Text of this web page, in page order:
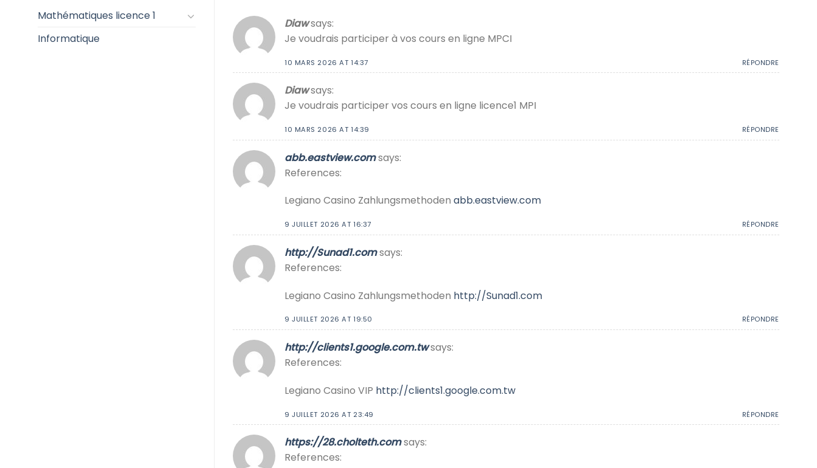
Mathématiques licence 1
Informatique
Diawsays:
Je voudrais participer à vos cours en ligne MPCI
10 MARS 2026 AT 14:37 RÉPONDRE
Diawsays:
Je voudrais participer vos cours en ligne licence1 MPI
10 MARS 2026 AT 14:39 RÉPONDRE
abb.eastview.comsays:
References:
Legiano Casino Zahlungsmethoden abb.eastview.com
9 JUILLET 2026 AT 16:37 RÉPONDRE
http://Sunad1.comsays:
References:
Legiano Casino Zahlungsmethoden http://Sunad1.com
9 JUILLET 2026 AT 19:50 RÉPONDRE
http://clients1.google.com.twsays:
References:
Legiano Casino VIP http://clients1.google.com.tw
9 JUILLET 2026 AT 23:49 RÉPONDRE
https://28.cholteth.comsays:
References: